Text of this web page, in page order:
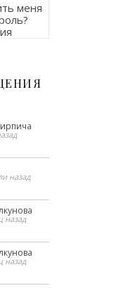
меня
назад
назад
назад